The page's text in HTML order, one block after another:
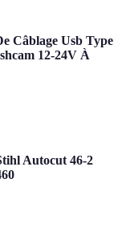
Câblage Usb Type
12-24V À
Autocut 46-2